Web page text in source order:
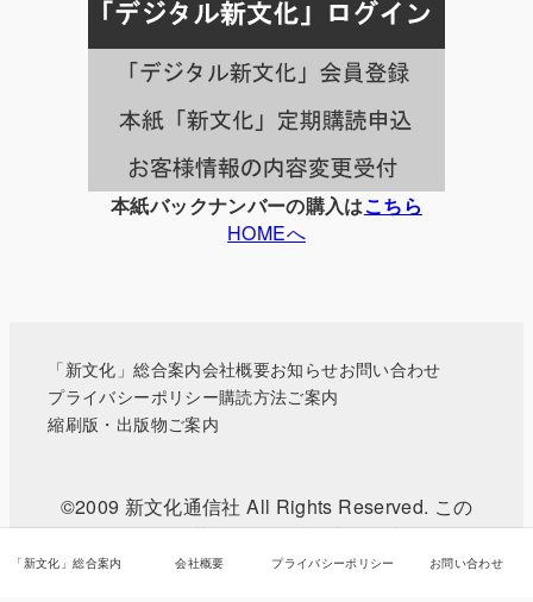
事
一
覧
本紙バックナンバーの購入はこちら
HOMEへ
「新文化」総合案内会社概要お知らせお問い合わせ
プライバシーポリシー購読方法ご案内
縮刷版・出版物ご案内
©2009 新文化通信社 All Rights Reserved. この
WEBサイトに掲載されている記事・写真などの無
断転載を禁じます。
「新文化」総合案内 会社概要 プライバシーポリシー お問い合わせ